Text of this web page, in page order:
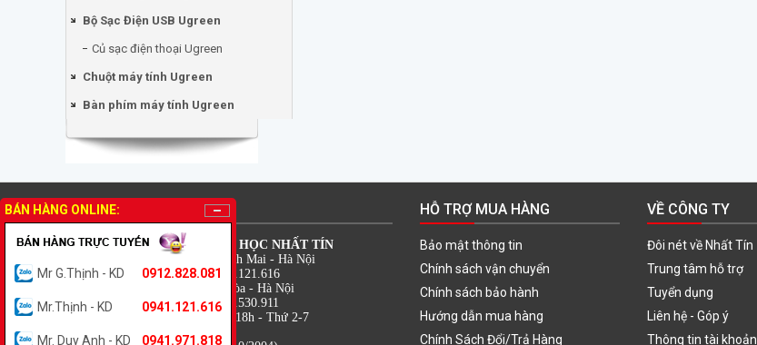
Bộ Sạc Điện USB Ugreen
Củ sạc điện thoại Ugreen
Chuột máy tính Ugreen
Bàn phím máy tính Ugreen
THÔNG TIN LIÊN HỆ
CÔNG TY TNHH TM DV TIN HỌC NHẤT TÍN
Địa chỉ: 18 Lê Thanh Nghị - Bạch Mai - Hà Nội
Điện thoại: 0941.971.818 - 0941.121.616
Địa chỉ: 7B Trung Kính - Yên Hòa - Hà Nội
Điện thoại: 0912.828.081 - 0988.530.911
Thời gian: 08h - 12h và 13h30 - 18h - Thứ 2-7
Hỗ trợ kỹ thuật: 0941.121.616
HỖ TRỢ MUA HÀNG
Bảo mật thông tin
Chính sách vận chuyển
Chính sách bảo hành
Hướng dẫn mua hàng
Chính Sách Đổi/Trả Hàng
VỀ CÔNG TY
Đôi nét về Nhất Tín
Trung tâm hỗ trợ
Tuyển dụng
Liên hệ - Góp ý
Thông tin tài khoản
BÁN HÀNG ONLINE:
0912.828.081
Mr G.Thịnh - KD
0941.121.616
Mr.Thịnh - KD
0941.971.818
Mr. Duy Anh - KD